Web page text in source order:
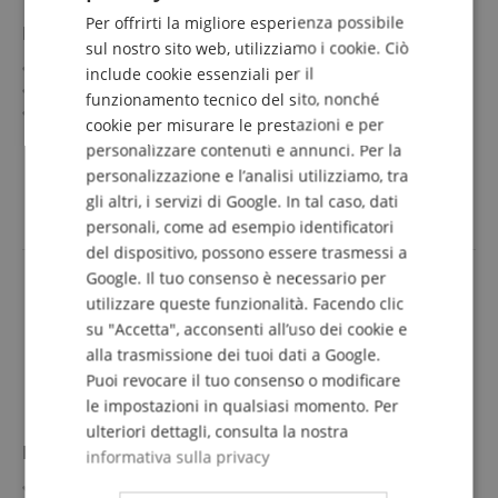
Inizio Precoce al Violino Volume 1
Metodo di violino per bambini dai 4 anni
Di Egon Sassmannshaus
Estensione: 64 pagine
19,95 €
IVA.incl. +spedizione (DE)
Il Uccello Flauto Parte 1
Per flauto dolce soprano
ITALIAN
SPANISH
Per offrirti la migliore esperienza possibile
sul nostro sito web, utilizziamo i cookie. Ciò
include cookie essenziali per il
funzionamento tecnico del sito, nonché
cookie per misurare le prestazioni e per
personalizzare contenuti e annunci. Per la
personalizzazione e l’analisi utilizziamo, tra
gli altri, i servizi di Google. In tal caso, dati
personali, come ad esempio identificatori
del dispositivo, possono essere trasmessi a
Google. Il tuo consenso è necessario per
utilizzare queste funzionalità. Facendo clic
su "Accetta", acconsenti all’uso dei cookie e
alla trasmissione dei tuoi dati a Google.
Puoi revocare il tuo consenso o modificare
le impostazioni in qualsiasi momento. Per
ulteriori dettagli, consulta la nostra
informativa sulla privacy